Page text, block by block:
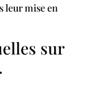
leur mise en
sur